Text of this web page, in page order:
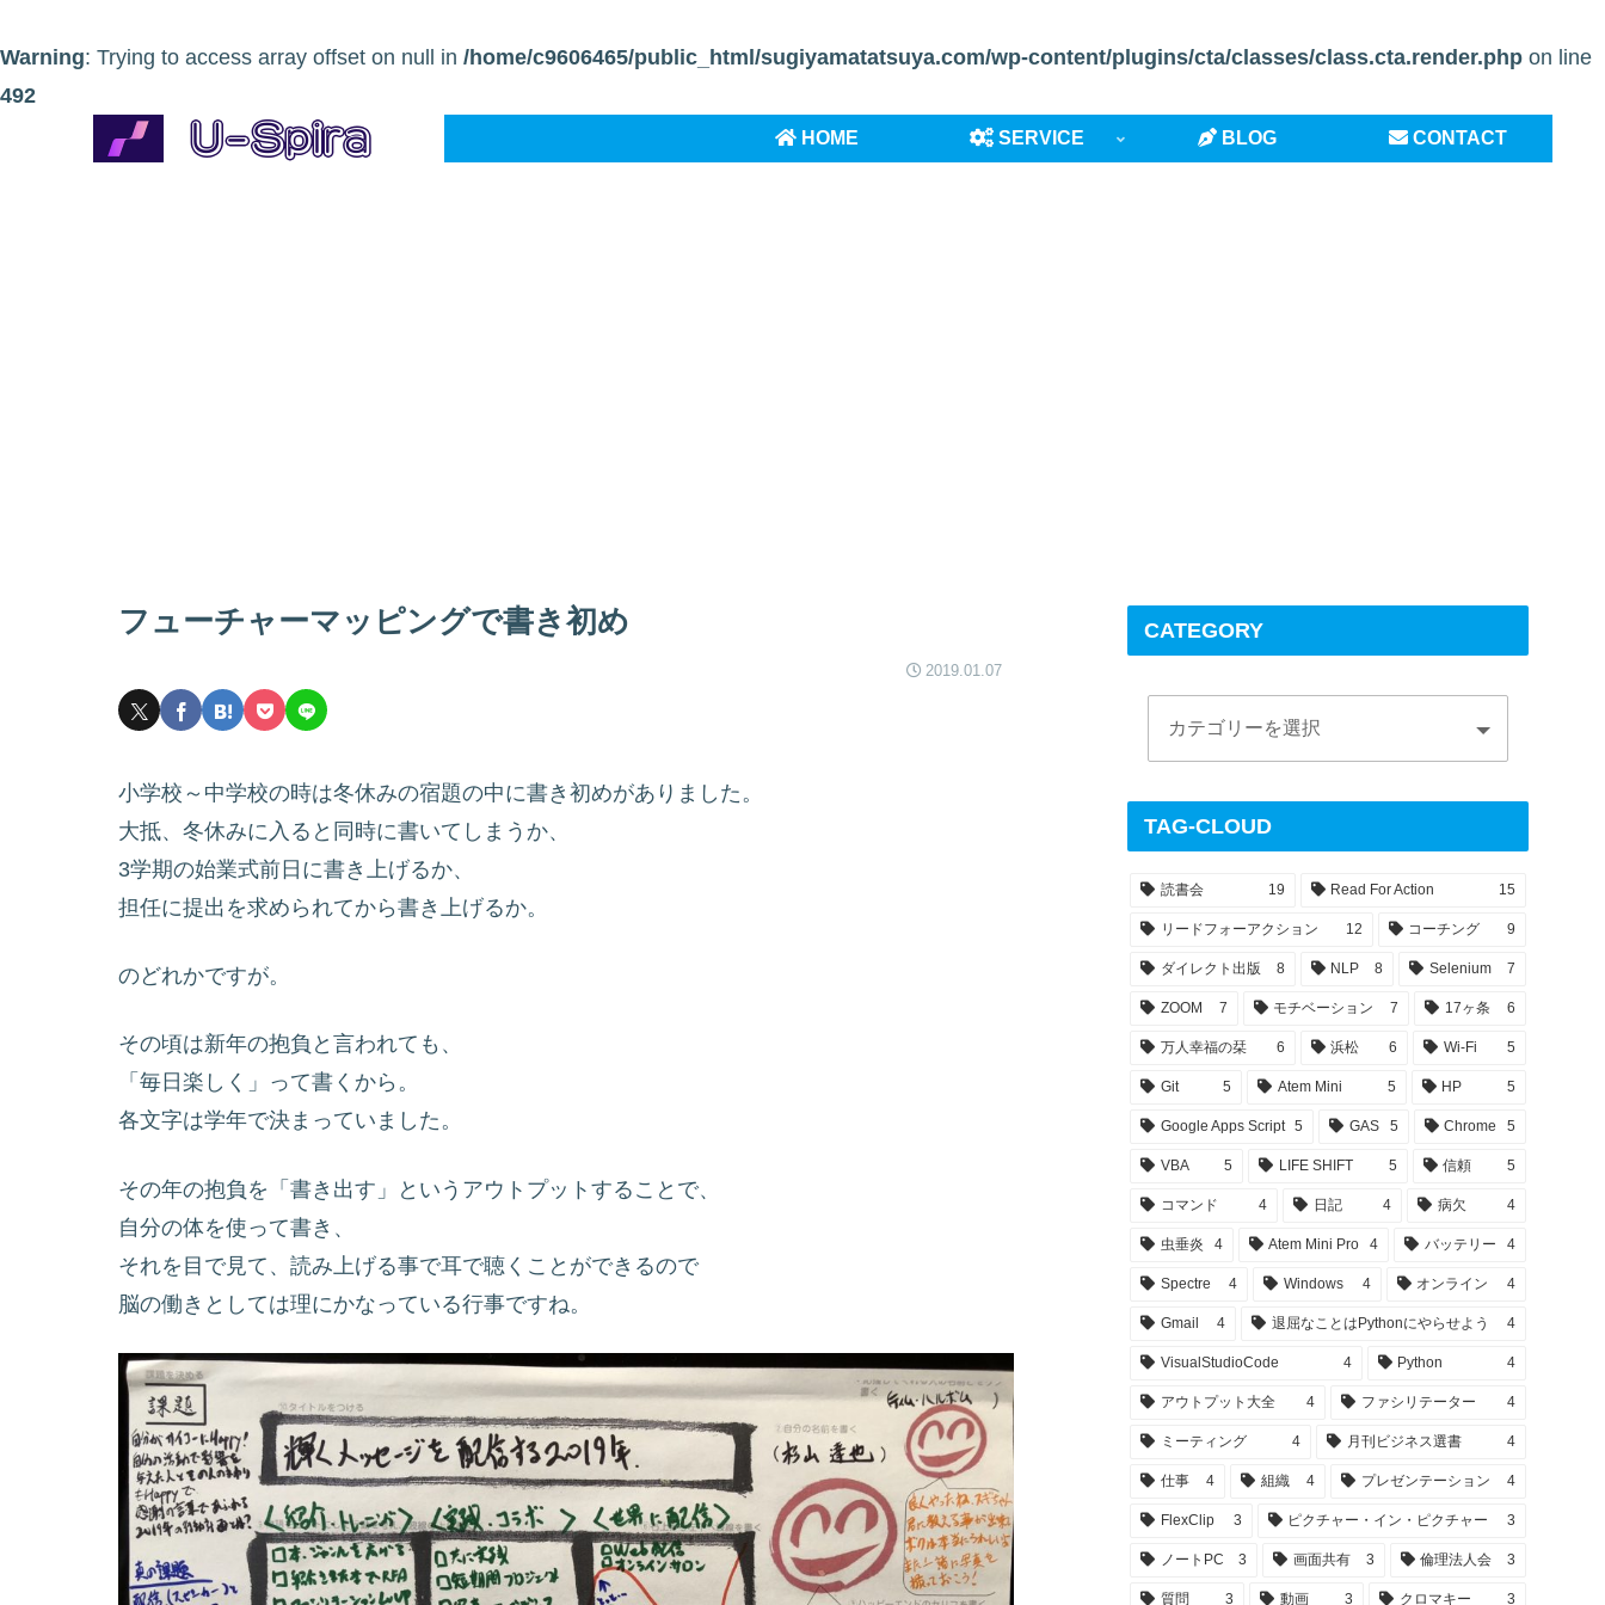
Warning: Trying to access array offset on null in /home/c9606465/public_html/sugiyamatatsuya.com/wp-content/plugins/cta/classes/class.cta.render.php on line
492
HOME SERVICE BLOG CONTACT
フューチャーマッピングで書き初め
2019.01.07
小学校～中学校の時は冬休みの宿題の中に書き初めがありました。
大抵、冬休みに入ると同時に書いてしまうか、
3学期の始業式前日に書き上げるか、
担任に提出を求められてから書き上げるか。
のどれかですが。
その頃は新年の抱負と言われても、
「毎日楽しく」って書くから。
各文字は学年で決まっていました。
その年の抱負を「書き出す」というアウトプットすることで、
自分の体を使って書き、
それを目で見て、読み上げる事で耳で聴くことができるので
脳の働きとしては理にかなっている行事ですね。
CATEGORY
TAG-CLOUD
読書会 19 Read For Action 15
リードフォーアクション 12 コーチング 9
ダイレクト出版 8 NLP 8 Selenium 7
ZOOM 7 モチベーション 7 17ヶ条 6
万人幸福の栞 6 浜松 6 Wi-Fi 5
Git 5 Atem Mini 5 HP 5
Google Apps Script 5 GAS 5 Chrome 5
VBA 5 LIFE SHIFT 5 信頼 5
コマンド 4 日記 4 病欠 4
虫垂炎 4 Atem Mini Pro 4 バッテリー 4
Spectre 4 Windows 4 オンライン 4
Gmail 4 退屈なことはPythonにやらせよう 4
VisualStudioCode 4 Python 4
アウトプット大全 4 ファシリテーター 4
ミーティング 4 月刊ビジネス選書 4
仕事 4 組織 4 プレゼンテーション 4
FlexClip 3 ピクチャー・イン・ピクチャー 3
ノートPC 3 画面共有 3 倫理法人会 3
質問 3 動画 3 クロマキー 3